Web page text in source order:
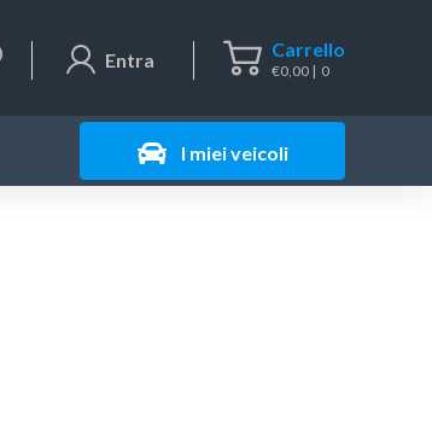
Carrello
€0,00 0
Entra
I miei veicoli